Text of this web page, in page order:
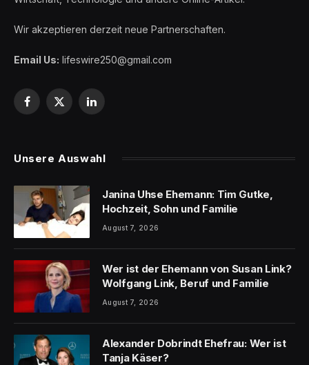
Wir akzeptieren derzeit neue Partnerschaften.
Email Us: lifeswire250@gmail.com
Facebook
X
LinkedIn
Unsere Auswahl
Janina Uhse Ehemann: Tim Gutke,
Hochzeit, Sohn und Familie
August 7, 2026
Wer ist der Ehemann von Susan Link?
Wolfgang Link, Beruf und Familie
August 7, 2026
Alexander Dobrindt Ehefrau: Wer ist
Tanja Käser?